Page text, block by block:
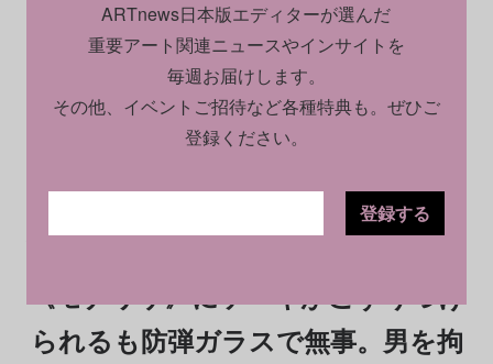
2022.05.31
《モナリザ》にケーキがこすりつけ
られるも防弾ガラスで無事。男を拘
ARTnews日本版エディターが選んだ
重要アート関連ニュースやインサイトを
毎週お届けします。
その他、イベントご招待など各種特典も。ぜひご
登録ください。
登録する